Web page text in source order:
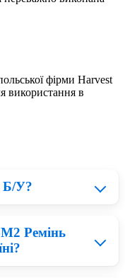
фірми Harvest
використання в
Б/У?
ніж відновлені
техніки, тому все
менш надійні і
Ремінь